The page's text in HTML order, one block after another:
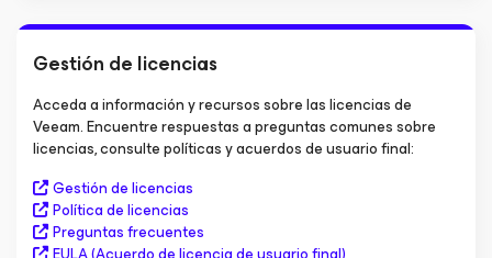
Gestión de licencias
Acceda a información y recursos sobre las licencias de
Veeam. Encuentre respuestas a preguntas comunes sobre
licencias, consulte políticas y acuerdos de usuario final:
Gestión de licencias
Política de licencias
Preguntas frecuentes